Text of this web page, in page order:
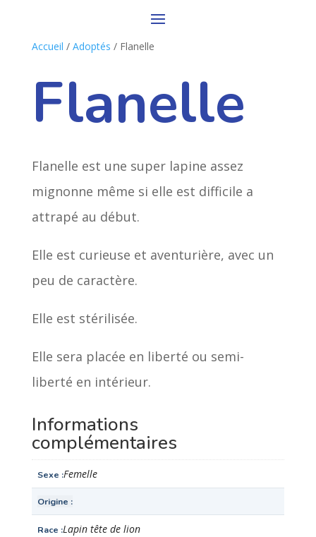
Accueil / Adoptés / Flanelle
Flanelle
Flanelle est une super lapine assez
mignonne même si elle est difficile a
attrapé au début.
Elle est curieuse et aventurière, avec un
peu de caractère.
Elle est stérilisée.
Elle sera placée en liberté ou semi-
liberté en intérieur.
Informations
complémentaires
Sexe Femelle
Origine
Race Lapin tête de lion